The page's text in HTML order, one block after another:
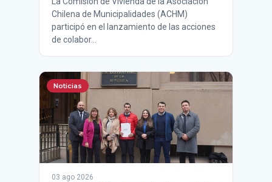
Chilena de Municipalidades (ACHM)
participó en el lanzamiento de las acciones
de colabor…
Noticias
03 ago 2026